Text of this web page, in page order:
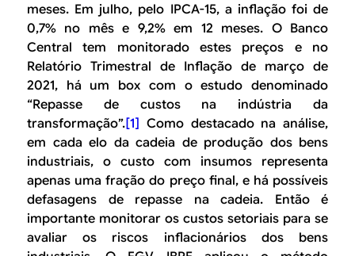
meses. Em julho, pelo IPCA-15, a inflação foi de
0,7% no mês e 9,2% em 12 meses. O Banco
Central tem monitorado estes preços e no
Relatório Trimestral de Inflação de março de
2021, há um box com o estudo denominado
“Repasse de custos na indústria da
transformação”.[1] Como destacado na análise,
em cada elo da cadeia de produção dos bens
industriais, o custo com insumos representa
apenas uma fração do preço final, e há possíveis
defasagens de repasse na cadeia. Então é
importante monitorar os custos setoriais para se
avaliar os riscos inflacionários dos bens